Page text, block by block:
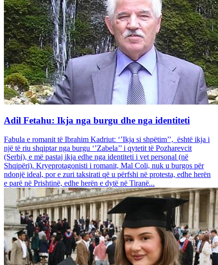
Adil Fetahu: Ikja nga burgu dhe nga identiteti
Fabula e romanit të Ibrahim Kadriut: ‘’Ikja si shpëtim’’, është ikja i
një të riu shqiptar nga burgu ‘’Zabela’’ i qytetit të Pozharevcit
(Serbi), e më pastaj ikja edhe nga identiteti i vet personal (në
Shqipëri). Kryeprotagonisti i romanit, Mal Coli, nuk u burgos për
ndonjë ideal, por e zuri taksirati që u përfshi në protesta, edhe herën
e parë në Prishtinë, edhe herën e dytë në Tiranë...